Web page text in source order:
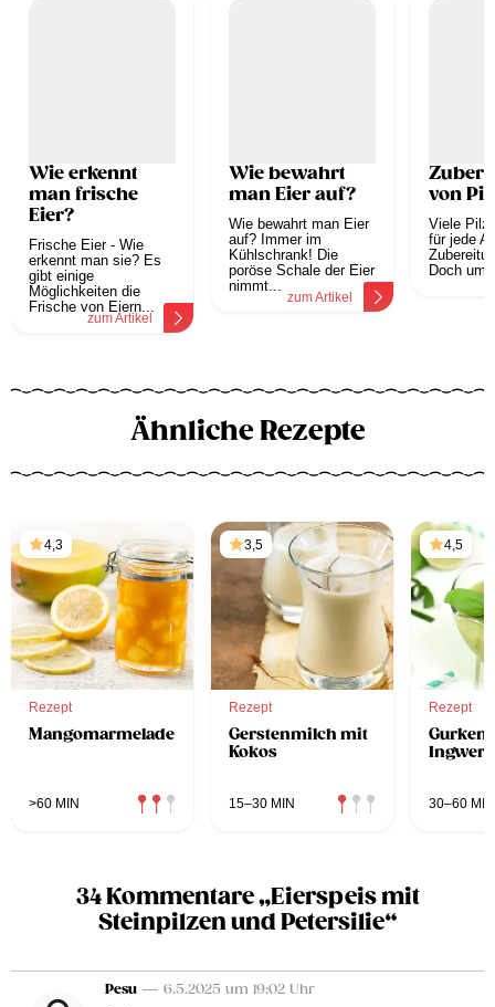
Wie erkennt
man frische
Eier?
Frische Eier - Wie
erkennt man sie? Es
gibt einige
Möglichkeiten die
Frische von Eiern...
zum Artikel
Wie bewahrt
man Eier auf?
Wie bewahrt man Eier
auf? Immer im
Kühlschrank! Die
poröse Schale der Eier
nimmt...
zum Artikel
von
Viele
für jede
Doch um
Ähnliche Rezepte
4,3
Rezept
Mangomarmelade
>60 MIN
3,5
Rezept
Gerstenmilch mit
Kokos
15–30 MIN
4,5
Rezept
Ingwer
30–60 MIN
34 Kommentare „Eierspeis mit
Steinpilzen und Petersilie“
Pesu — 6.5.2025 um 19:02 Uhr